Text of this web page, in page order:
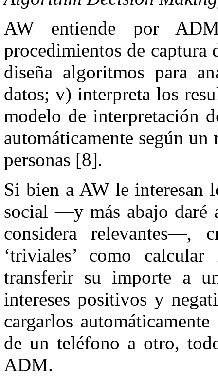
AW entiende por
procedimientos de
diseña algoritmos para
datos; v) interpreta los
modelo de interpretación
automáticamente según
personas [8].
Si bien a AW le interesan
social —y más abajo daré
considera relevantes—,
‘triviales’ como
transferir su importe a
intereses positivos y
cargarlos
de un teléfono a otro,
ADM.